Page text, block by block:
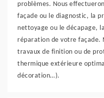
problèmes. Nous
façade ou le diagnostic, la
nettoyage ou le décapage,
réparation de votre façade.
travaux de finition ou de
thermique extérieure
décoration…).